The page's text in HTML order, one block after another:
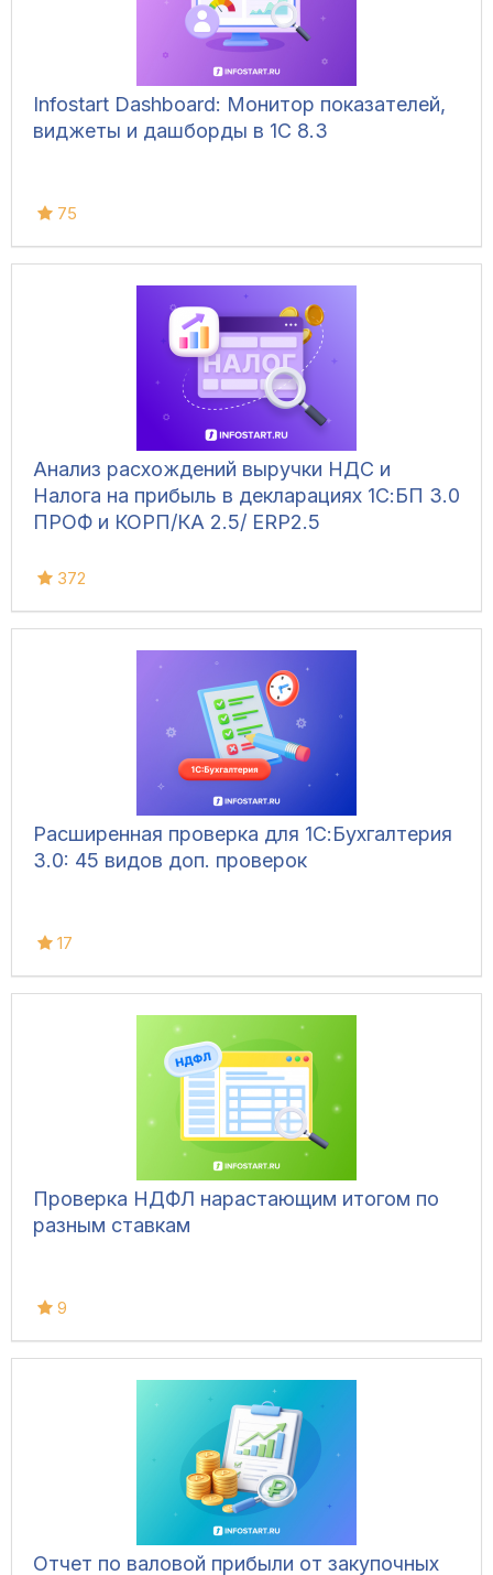
Infostart Dashboard: Монитор показателей,
виджеты и дашборды в 1С 8.3
75
Анализ расхождений выручки НДС и
Налога на прибыль в декларациях 1С:БП 3.0
ПРОФ и КОРП/КА 2.5/ ЕRP2.5
372
Расширенная проверка для 1С:Бухгалтерия
3.0: 45 видов доп. проверок
17
Проверка НДФЛ нарастающим итогом по
разным ставкам
9
Отчет по валовой прибыли от закупочных